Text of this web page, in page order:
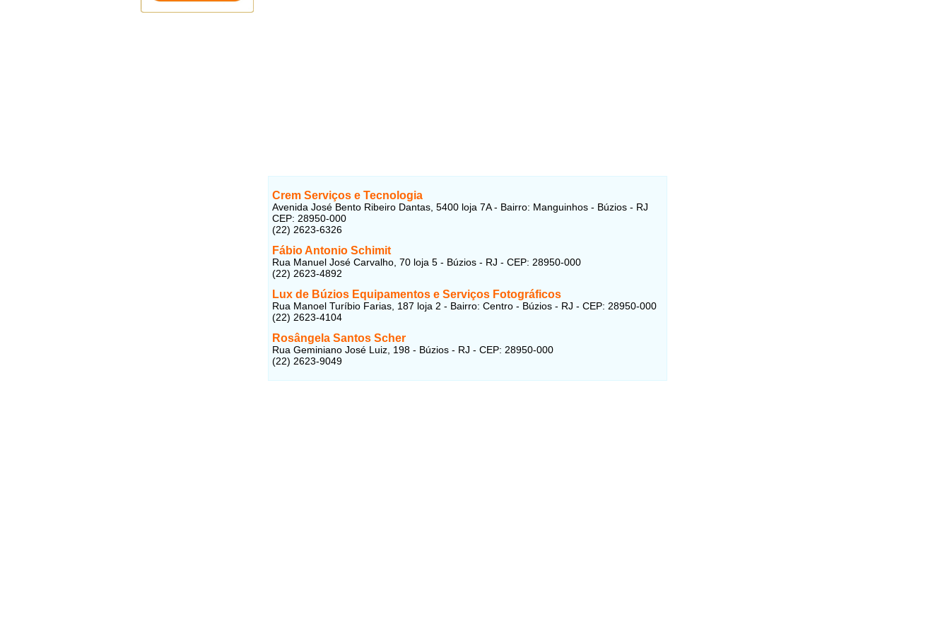
Crem Serviços e Tecnologia
Avenida José Bento Ribeiro Dantas, 5400 loja 7A - Bairro: Manguinhos - Búzios - RJ
CEP: 28950-000
(22) 2623-6326
Fábio Antonio Schimit
Rua Manuel José Carvalho, 70 loja 5 - Búzios - RJ - CEP: 28950-000
(22) 2623-4892
Lux de Búzios Equipamentos e Serviços Fotográficos
Rua Manoel Turíbio Farias, 187 loja 2 - Bairro: Centro - Búzios - RJ - CEP: 28950-000
(22) 2623-4104
Rosângela Santos Scher
Rua Geminiano José Luiz, 198 - Búzios - RJ - CEP: 28950-000
(22) 2623-9049